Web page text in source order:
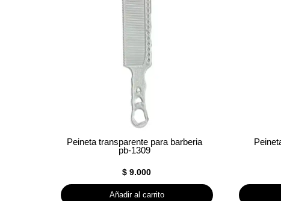
Peineta transparente para barberia
pb-1309
$ 9.000
Añadir al carrito